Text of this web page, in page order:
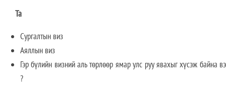
Та
Сургалтын виз
Аяллын виз
Гэр бүлийн визний аль төрлөөр ямар улс руу явахыг хүсэж байна вэ
?